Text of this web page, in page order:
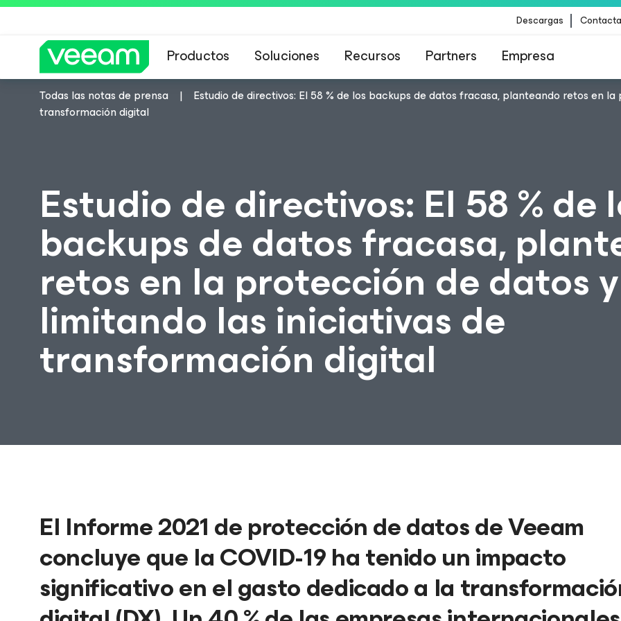
Descargas
Productos Soluciones Recursos Partners Empresa
Todas las notas de prensa
Estudio de directivos: El 58 % de los backups de datos fracasa, planteando retos en
transformación digital
Estudio de directivos: El 58 % de
backups de datos fracasa,
retos en la protección de datos y
limitando las iniciativas de
transformación digital
El Informe 2021 de protección de datos de Veeam
concluye que la COVID-19 ha tenido un impacto
significativo en el gasto dedicado a la